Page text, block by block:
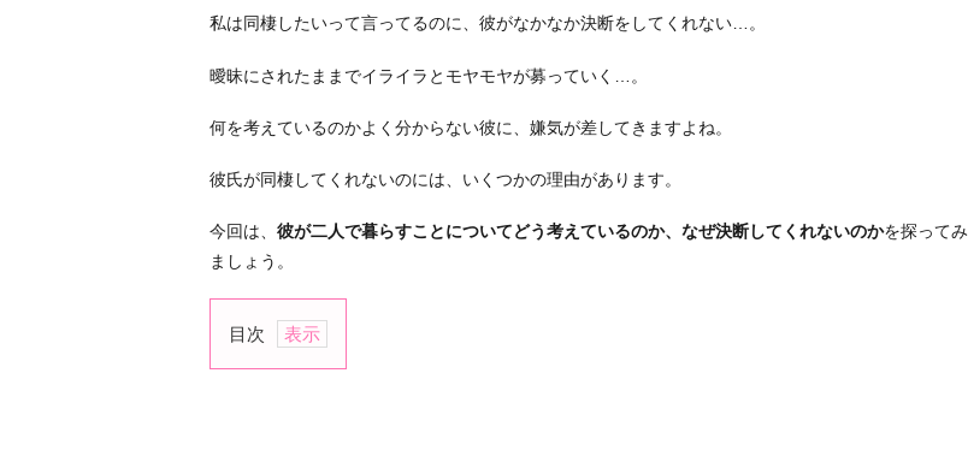
私は同棲したいって言ってるのに、彼がなかなか決断をしてくれない…。
曖昧にされたままでイライラとモヤモヤが募っていく…。
何を考えているのかよく分からない彼に、嫌気が差してきますよね。
彼氏が同棲してくれないのには、いくつかの理由があります。
今回は、 彼が二人で暮らすことについてどう考えているのか、なぜ決断してくれないのかを探ってみ
ましょう。
目次
1.